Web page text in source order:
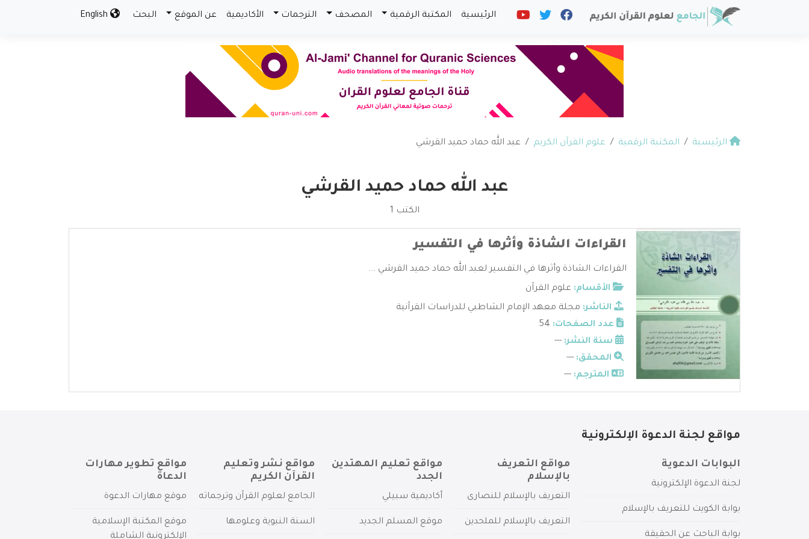
الرئيسية المكتبة الرقمية المصحف الترجمات الأكاديمية عن الموقع البحث
الرئيسية المكتبة الرقمية علوم القرآن الكريم عبد الله حماد حميد القرشي
عبد الله حماد حميد القرشي
الكتب 1
القراءات الشاذة وأثرها في التفسير
القراءات الشاذة وأثرها في التفسير لعبد الله حماد حميد القرشي ...
الأقسام: علوم القرآن
الناشر: مجلة معهد الإمام الشاطبي للدراسات القرآنية
عدد الصفحات:
سنة النشر: ---
المحقق: ---
المترجم: ---
مواقع لجنة الدعوة الإلكترونية
البوابات الدعوية
لجنة الدعوة الإلكترونية
بوابة الكويت للتعريف بالإسلام
بوابة الباحث عن الحقيقة
مواقع التعريف
بالإسلام
التعريف بالإسلام للنصارى
التعريف بالإسلام للملحدين
مواقع تعليم المهتدين
الجدد
أكاديمية سبيلي
موقع المسلم الجديد
مواقع نشر وتعليم
القرآن الكريم
الجامع لعلوم القرآن وترجماته
السنة النبوية وعلومها
مواقع تطوير مهارات
الدعاة
موقع مهارات الدعوة
موقع المكتبة الإسلامية
الإلكترونية الشاملة